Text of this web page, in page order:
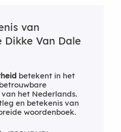
van
Van Dale
betekent in het
het Nederlands.
en betekenis van
woordenboek.